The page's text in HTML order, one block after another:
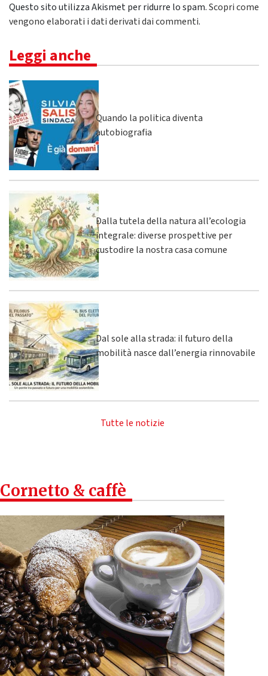
Questo sito utilizza Akismet per ridurre lo spam.Scopri come
vengono elaborati i dati derivati dai commenti.
Leggi anche
Quando la politica diventa
autobiografia
Dalla tutela della natura all’ecologia
integrale: diverse prospettive per
custodire la nostra casa comune
Dal sole alla strada: il futuro della
mobilità nasce dall’energia rinnovabile
Tutte le notizie
Cornetto & caffè